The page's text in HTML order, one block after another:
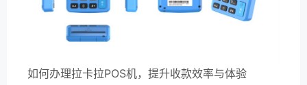
如何办理拉卡拉POS机，提升收款效率与体验